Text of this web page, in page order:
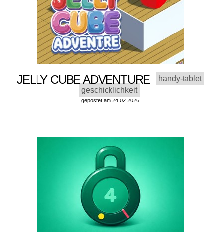
JELLY CUBE ADVENTURE
handy-tablet
geschicklichkeit
gepostet am 24.02.2026